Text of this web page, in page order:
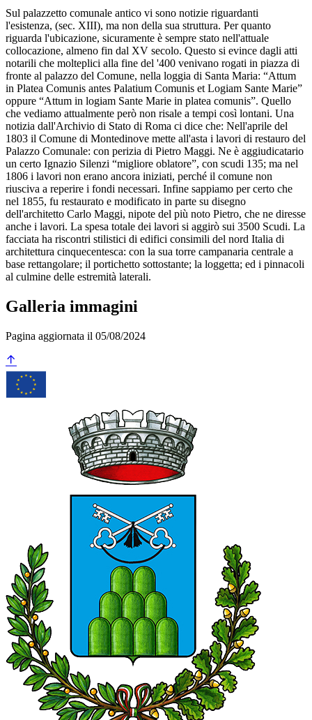
Sul palazzetto comunale antico vi sono notizie riguardanti
l'esistenza, (sec. XIII), ma non della sua struttura. Per quanto
riguarda l'ubicazione, sicuramente è sempre stato nell'attuale
collocazione, almeno fin dal XV secolo. Questo si evince dagli atti
notarili che molteplici alla fine del '400 venivano rogati in piazza di
fronte al palazzo del Comune, nella loggia di Santa Maria: “Attum
in Platea Comunis antes Palatium Comunis et Logiam Sante Marie”
oppure “Attum in logiam Sante Marie in platea comunis”. Quello
che vediamo attualmente però non risale a tempi così lontani. Una
notizia dall'Archivio di Stato di Roma ci dice che: Nell'aprile del
1803 il Comune di Montedinove mette all'asta i lavori di restauro del
Palazzo Comunale: con perizia di Pietro Maggi. Ne è aggiudicatario
un certo Ignazio Silenzi “migliore oblatore”, con scudi 135; ma nel
1806 i lavori non erano ancora iniziati, perché il comune non
riusciva a reperire i fondi necessari. Infine sappiamo per certo che
nel 1855, fu restaurato e modificato in parte su disegno
dell'architetto Carlo Maggi, nipote del più noto Pietro, che ne diresse
anche i lavori. La spesa totale dei lavori si aggirò sui 3500 Scudi. La
facciata ha riscontri stilistici di edifici consimili del nord Italia di
architettura cinquecentesca: con la sua torre campanaria centrale a
base rettangolare; il portichetto sottostante; la loggetta; ed i pinnacoli
al culmine delle estremità laterali.
Galleria immagini
Pagina aggiornata il 05/08/2024